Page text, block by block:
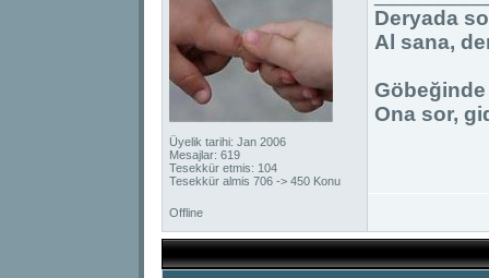
Üyelik tarihi: Jan 2006
Mesajlar: 619
Tesekkür etmis: 104
Tesekkür almis 706 -> 450 Konu
Deryada
Al sana,
Ona sor,
Offline